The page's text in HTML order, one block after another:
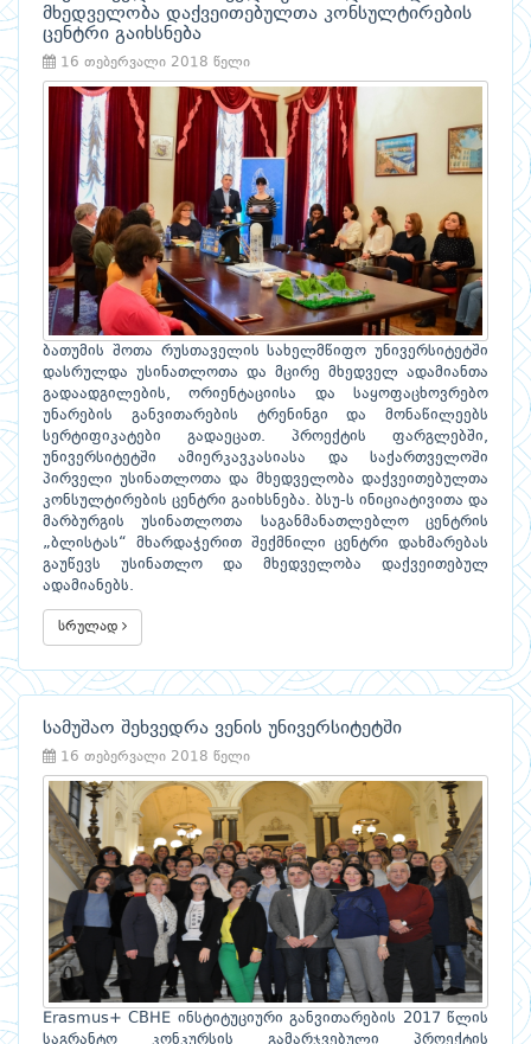
მხედველობა დაქვეითებულთა კონსულტირების
ცენტრი გაიხსნება
16 თებერვალი 2018 წელი
ბათუმის შოთა რუსთაველის სახელმწიფო უნივერსიტეტში
დასრულდა უსინათლოთა და მცირე მხედველ ადამიანთა
გადაადგილების, ორიენტაციისა და საყოფაცხოვრებო
უნარების განვითარების ტრენინგი და მონაწილეებს
სერტიფიკატები გადაეცათ. პროექტის ფარგლებში,
უნივერსიტეტში ამიერკავკასიასა და საქართველოში
პირველი უსინათლოთა და მხედველობა დაქვეითებულთა
კონსულტირების ცენტრი გაიხსნება. ბსუ-ს ინიციატივითა და
მარბურგის უსინათლოთა საგანმანათლებლო ცენტრის
„ბლისტას“ მხარდაჭერით შექმნილი ცენტრი დახმარებას
გაუწევს უსინათლო და მხედველობა დაქვეითებულ
ადამიანებს.
სრულად
სამუშაო შეხვედრა ვენის უნივერსიტეტში
16 თებერვალი 2018 წელი
Erasmus+ CBHE ინსტიტუციური განვითარების 2017 წლის
საგრანტო კონკურსის გამარჯვებული პროექტის